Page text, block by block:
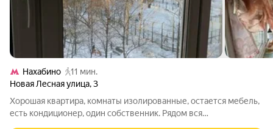
Нахабино
11 мин.
Новая Лесная улица,3
Хорошая квартира, комнаты изолированные, остается мебель,
есть кондиционер, один собственник. Рядом вся